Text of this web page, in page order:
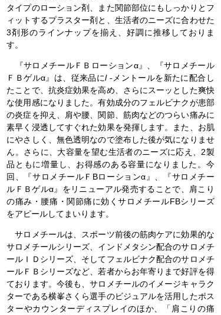
タイプのローション剤、また関節部位にもしっかりとフ
ィットするプラスター剤と、生活者のニーズに合わせた
3剤形のラインナップを揃え、好調に推移しておりま
す。
『サロメチールＦＢローションα』、『サロメチール
ＦＢゲルα』は、従来品にl‐メントールを新たに配合し
たことで、抗炎症効果を高め、さらにスーッとした爽快
な使用感になりました。有効成分のフェルビナクが患部
の炎症を抑え、肩や腰、関節、筋肉などのつらい痛みに
素早く浸透してすぐれた効果を発揮します。また、お肌
にやさしく、無色透明なので塗布した後が気になりませ
ん。さらに、大容量を望む生活者のニーズに応え、2製
品ともに増量し、お得感のある容量になりました。今
回、『サロメチールＦBローションα』、『サロメチー
ルＦＢゲルα』をリニューアル発売することで、肩こり
の痛み・腰痛・関節痛に効くサロメチールFBシリーズ
をアピールしてまいります。
サロメチールは、スポーツ前後の筋肉ケアに効果的な
サロメチールシリーズ、インドメタシン配合のサロメチ
ールＩＤシリーズ、そしてフェルビナク配合のサロメチ
ールＦＢシリーズなど、若者からお年寄りまで好評を得
ております。今後も、サロメチールのイメージキャラク
ターである横峯さくら選手のビジュアルを活用したポス
ターやカウンターディスプレイのほか、「肩こりの痛